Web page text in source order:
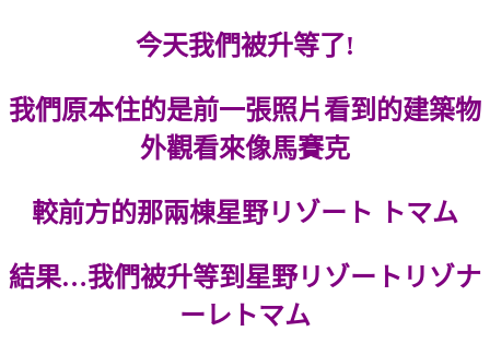
今天我們被升等了!
我們原本住的是前一張照片看到的建築物
外觀看來像馬賽克
較前方的那兩棟星野リゾート トマム
結果…我們被升等到星野リゾートリゾナ
ーレトマム